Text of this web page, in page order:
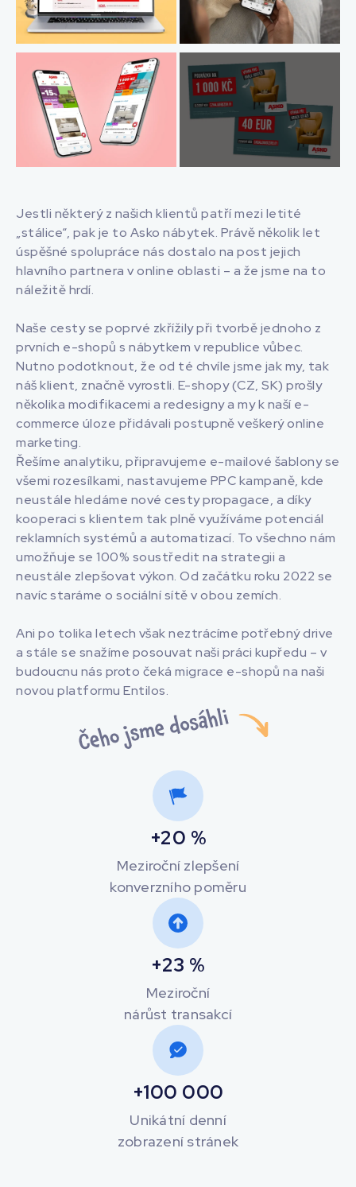
Jestli některý z našich klientů patří mezi letité
„stálice“, pak je to Asko nábytek. Právě několik let
úspěšné spolupráce nás dostalo na post jejich
hlavního partnera v online oblasti – a že jsme na to
náležitě hrdí.
Naše cesty se poprvé zkřížily při tvorbě jednoho z
prvních e-shopů s nábytkem v republice vůbec.
Nutno podotknout, že od té chvíle jsme jak my, tak
náš klient, značně vyrostli. E-shopy (CZ, SK) prošly
několika modifikacemi a redesigny a my k naší e-
commerce úloze přidávali postupně veškerý online
marketing.
Řešíme analytiku, připravujeme e-mailové šablony se
všemi rozesílkami, nastavujeme PPC kampaně, kde
neustále hledáme nové cesty propagace, a díky
kooperaci s klientem tak plně využíváme potenciál
reklamních systémů a automatizací. To všechno nám
umožňuje se 100% soustředit na strategii a
neustále zlepšovat výkon. Od začátku roku 2022 se
navíc staráme o sociální sítě v obou zemích.
Ani po tolika letech však neztrácíme potřebný drive
a stále se snažíme posouvat naši práci kupředu – v
budoucnu nás proto čeká migrace e-shopů na naši
novou platformu Entilos.
+20 %
Meziroční zlepšení
konverzního poměru
+23 %
Meziroční
nárůst transakcí
+100 000
Unikátní denní
zobrazení stránek